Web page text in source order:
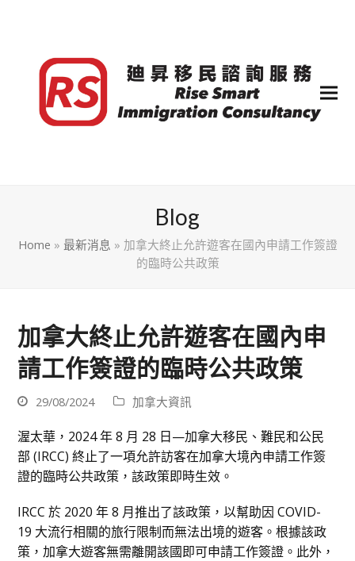
Blog
Home » 最新消息 » 加拿大終止允許遊客在國內申請工作簽證
的臨時公共政策
加拿大終止允許遊客在國內申
請工作簽證的臨時公共政策
29/08/2024 加拿大資訊
渥太華，2024 年 8 月 28 日—加拿大移民、難民和公民
部 (IRCC) 終止了一項允許訪客在加拿大境內申請工作簽
證的臨時公共政策，該政策即時生效。
IRCC 於 2020 年 8 月推出了該政策，以幫助因 COVID-
19 大流行相關的旅行限制而無法出境的遊客。根據該政
策，加拿大遊客無需離開該國即可申請工作簽證。此外，